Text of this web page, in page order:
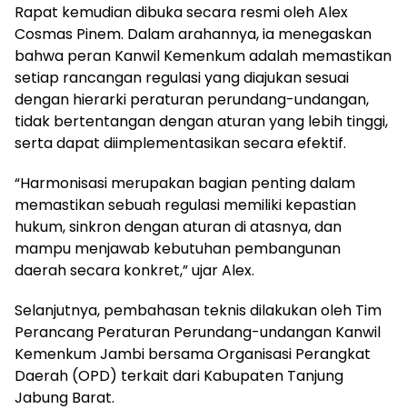
Rapat kemudian dibuka secara resmi oleh Alex
Cosmas Pinem. Dalam arahannya, ia menegaskan
bahwa peran Kanwil Kemenkum adalah memastikan
setiap rancangan regulasi yang diajukan sesuai
dengan hierarki peraturan perundang-undangan,
tidak bertentangan dengan aturan yang lebih tinggi,
serta dapat diimplementasikan secara efektif.
“Harmonisasi merupakan bagian penting dalam
memastikan sebuah regulasi memiliki kepastian
hukum, sinkron dengan aturan di atasnya, dan
mampu menjawab kebutuhan pembangunan
daerah secara konkret,” ujar Alex.
Selanjutnya, pembahasan teknis dilakukan oleh Tim
Perancang Peraturan Perundang-undangan Kanwil
Kemenkum Jambi bersama Organisasi Perangkat
Daerah (OPD) terkait dari Kabupaten Tanjung
Jabung Barat.